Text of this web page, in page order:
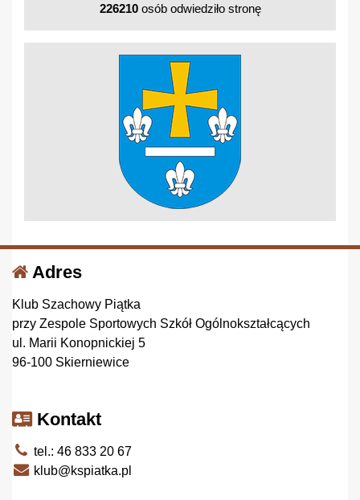
226210osób odwiedziło stronę
Adres
Klub Szachowy Piątka
przy Zespole Sportowych Szkół Ogólnokształcących
ul. Marii Konopnickiej 5
96-100 Skierniewice
Kontakt
tel.: 46 833 20 67
klub@kspiatka.pl